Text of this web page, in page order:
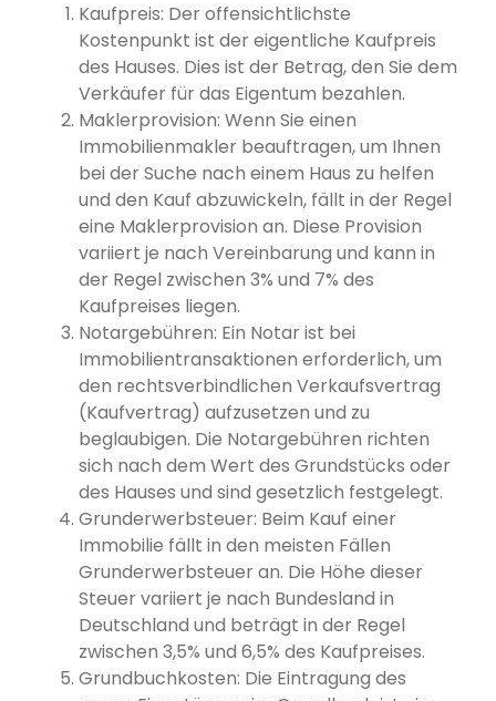
Kaufpreis: Der offensichtlichste
Kostenpunkt ist der eigentliche Kaufpreis
des Hauses. Dies ist der Betrag, den Sie dem
Verkäufer für das Eigentum bezahlen.
Maklerprovision: Wenn Sie einen
Immobilienmakler beauftragen, um Ihnen
bei der Suche nach einem Haus zu helfen
und den Kauf abzuwickeln, fällt in der Regel
eine Maklerprovision an. Diese Provision
variiert je nach Vereinbarung und kann in
der Regel zwischen 3% und 7% des
Kaufpreises liegen.
Notargebühren: Ein Notar ist bei
Immobilientransaktionen erforderlich, um
den rechtsverbindlichen Verkaufsvertrag
(Kaufvertrag) aufzusetzen und zu
beglaubigen. Die Notargebühren richten
sich nach dem Wert des Grundstücks oder
des Hauses und sind gesetzlich festgelegt.
Grunderwerbsteuer: Beim Kauf einer
Immobilie fällt in den meisten Fällen
Grunderwerbsteuer an. Die Höhe dieser
Steuer variiert je nach Bundesland in
Deutschland und beträgt in der Regel
zwischen 3,5% und 6,5% des Kaufpreises.
Grundbuchkosten: Die Eintragung des